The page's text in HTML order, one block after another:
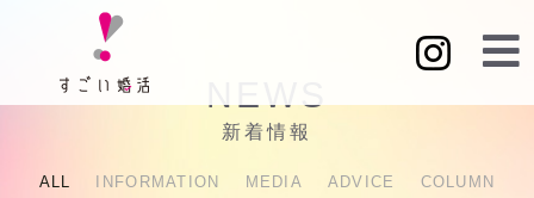
新着情報
ALL INFORMATION MEDIA ADVICE COLUMN